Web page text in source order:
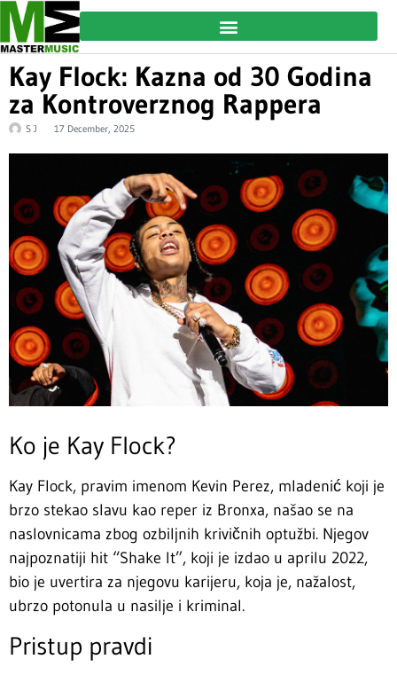
Kay Flock: Kazna od 30 Godina
za Kontroverznog Rappera
S J 17 December, 2025
Ko je Kay Flock?
Kay Flock, pravim imenom Kevin Perez, mladenić koji je
brzo stekao slavu kao reper iz Bronxa, našao se na
naslovnicama zbog ozbiljnih krivičnih optužbi. Njegov
najpoznatiji hit “Shake It”, koji je izdao u aprilu 2022,
bio je uvertira za njegovu karijeru, koja je, nažalost,
ubrzo potonula u nasilje i kriminal.
Pristup pravdi